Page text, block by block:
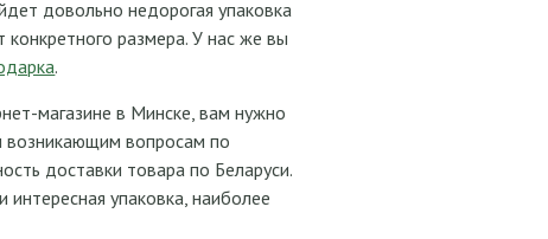
довольно недорогая упаковка
размера. У нас же вы
.
магазине в Минске, вам нужно
возникающим вопросам по
доставки товара по Беларуси.
упаковка, наиболее